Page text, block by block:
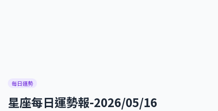
每日運勢
星座每日運勢報-2026/05/16